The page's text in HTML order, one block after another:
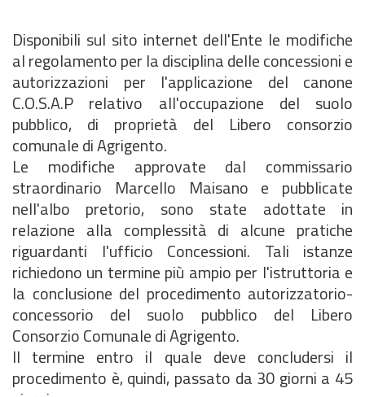
Disponibili sul sito internet dell'Ente le modifiche
al regolamento per la disciplina delle concessioni e
autorizzazioni per l'applicazione del canone
C.O.S.A.P relativo all'occupazione del suolo
pubblico, di proprietà del Libero consorzio
comunale di Agrigento.
Le modifiche approvate dal commissario
straordinario Marcello Maisano e pubblicate
nell'albo pretorio, sono state adottate in
relazione alla complessità di alcune pratiche
riguardanti l'ufficio Concessioni. Tali istanze
richiedono un termine più ampio per l'istruttoria e
la conclusione del procedimento autorizzatorio-
concessorio del suolo pubblico del Libero
Consorzio Comunale di Agrigento.
Il termine entro il quale deve concludersi il
procedimento è, quindi, passato da 30 giorni a 45